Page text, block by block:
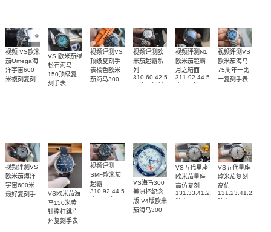
视频 VS欧米
茄Omega海
洋宇宙600
米複刻复刻
VS 欧米茄绿
松石海马
150顶级复
刻手表
视频评测VS
顶级复刻手
表橘色欧米
茄海马300
视频评测欧
米茄超霸系
列
310.60.42.50.02.001
视频评测N1
欧米茄超霸
月之暗面
311.92.44.51.01.005
视频评测VS
欧米茄海马
75周年一比
一复刻手表
视频评测VS
欧米茄海洋
宇宙600米
最好复刻手
215.92.44.21.99.001
VS欧米茄海
马150米黄
针撑杆跳广
州复刻手表
视频评测
SMF欧米茄
超霸
310.92.44.50.06.001
VS海马300
美洲杯纪念
版 V4版欧米
茄海马300
VS五代星座
欧米茄星座
高仿复刻
131.33.41.21.06.001
VS五代星座
欧米茄复刻
高仿